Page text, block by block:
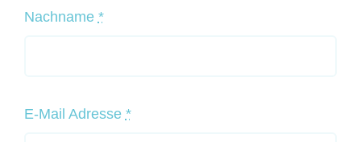
Nachname *
E-Mail Adresse *